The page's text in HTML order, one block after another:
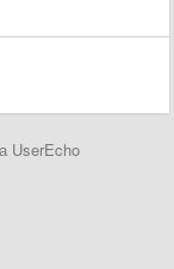
UserEcho